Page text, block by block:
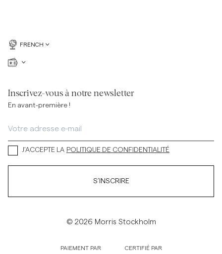
FRENCH
Inscrivez-vous à notre newsletter
En avant-première !
J’ACCEPTE LA POLITIQUE DE CONFIDENTIALITÉ
S’INSCRIRE
© 2026 Morris Stockholm
PAIEMENT PAR CERTIFIÉ PAR